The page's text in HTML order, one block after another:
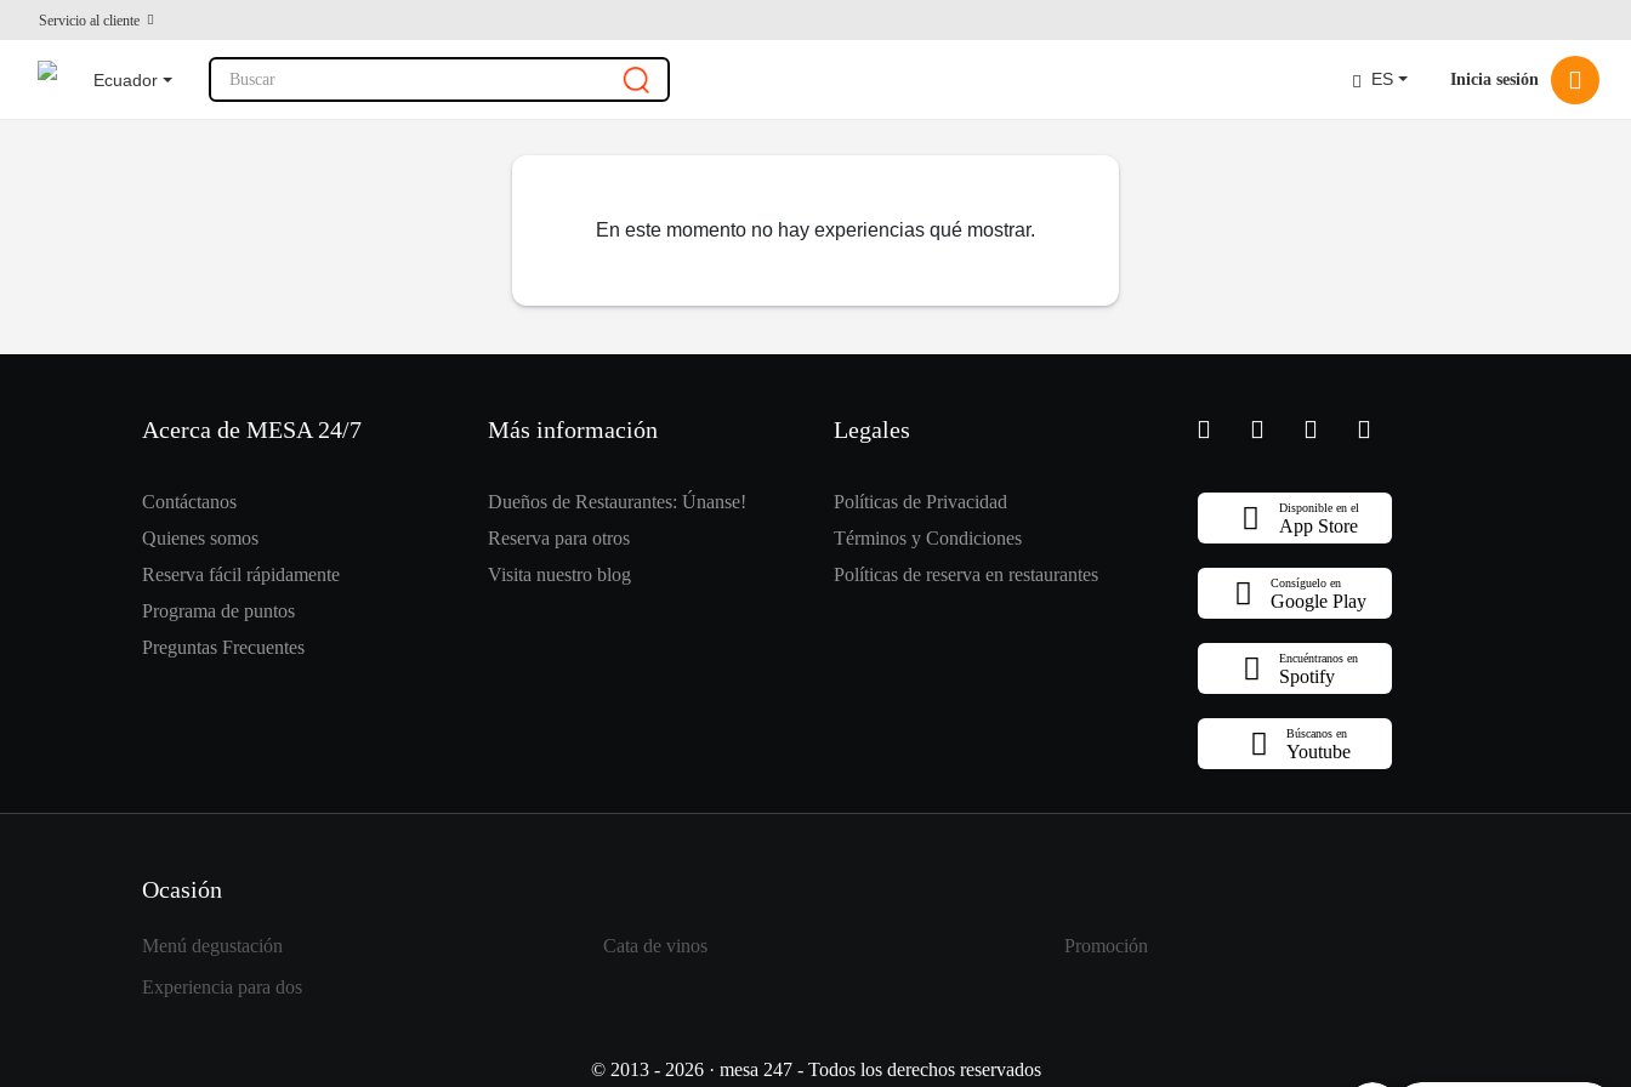
Servicio al cliente
Ecuador Buscar ES Inicia sesión
En este momento no hay experiencias qué mostrar.
Acerca de MESA 24/7
Contáctanos
Quienes somos
Reserva fácil rápidamente
Programa de puntos
Preguntas Frecuentes
Más información
Dueños de Restaurantes: Únanse!
Reserva para otros
Visita nuestro blog
Legales
Políticas de Privacidad
Términos y Condiciones
Políticas de reserva en restaurantes
Disponible en el
App Store
Consíguelo en
Google Play
Encuéntranos en
Spotify
Búscanos en
Youtube
Ocasión
Menú degustación Cata de vinos
Promoción
Experiencia para dos
© 2013 - 2026 · mesa 247 - Todos los derechos reservados